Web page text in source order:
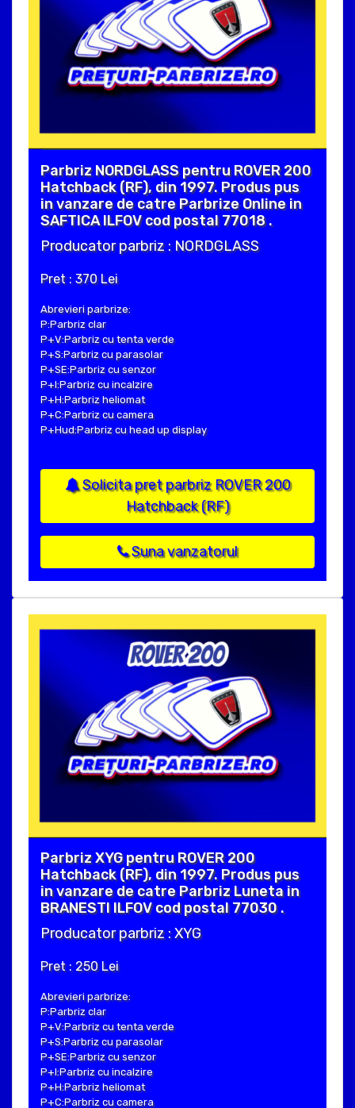
Parbriz NORDGLASS pentru ROVER 200
Hatchback (RF), din 1997. Produs pus
in vanzare de catre Parbrize Online in
SAFTICA ILFOV cod postal 77018 .
Producator parbriz : NORDGLASS
Pret : 370 Lei
Abrevieri parbrize:
P:Parbriz clar
P+V:Parbriz cu tenta verde
P+S:Parbriz cu parasolar
P+SE:Parbriz cu senzor
P+I:Parbriz cu incalzire
P+H:Parbriz heliomat
P+C:Parbriz cu camera
P+Hud:Parbriz cu head up display
Solicita pret parbriz ROVER 200
Hatchback (RF)
Suna vanzatorul
Parbriz XYG pentru ROVER 200
Hatchback (RF), din 1997. Produs pus
in vanzare de catre Parbriz Luneta in
BRANESTI ILFOV cod postal 77030 .
Producator parbriz : XYG
Pret : 250 Lei
Abrevieri parbrize:
P:Parbriz clar
P+V:Parbriz cu tenta verde
P+S:Parbriz cu parasolar
P+SE:Parbriz cu senzor
P+I:Parbriz cu incalzire
P+H:Parbriz heliomat
P+C:Parbriz cu camera